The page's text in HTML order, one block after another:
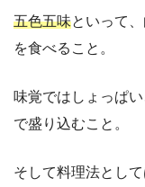
五色五味といって
を食べること。
味覚ではしょっぱ
で盛り込むこと。
そして料理法として